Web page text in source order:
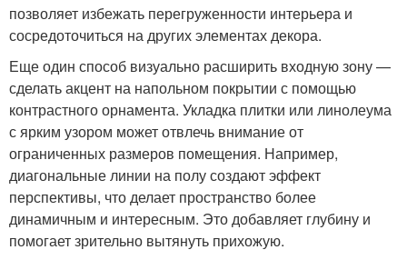
позволяет избежать перегруженности интерьера и
сосредоточиться на других элементах декора.
Еще один способ визуально расширить входную зону —
сделать акцент на напольном покрытии с помощью
контрастного орнамента. Укладка плитки или линолеума
с ярким узором может отвлечь внимание от
ограниченных размеров помещения. Например,
диагональные линии на полу создают эффект
перспективы, что делает пространство более
динамичным и интересным. Это добавляет глубину и
помогает зрительно вытянуть прихожую.